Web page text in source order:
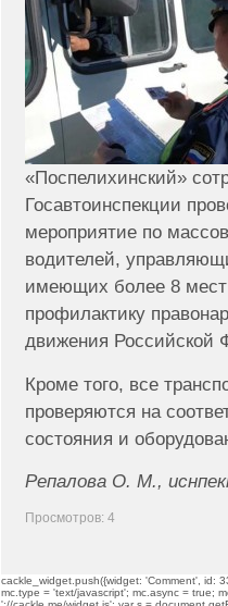
«Поспелихинский»
Госавтоинспекции
мероприятие по
водителей,
имеющих более 8 мест
профилактику
движения Российской
Кроме того, все
проверяются на
состояния и
Репалова О. М.,
Просмотров: 4
cackle_widget.push({widget: 'Comment', id:
mc.type = 'text/javascript'; mc.async = true;